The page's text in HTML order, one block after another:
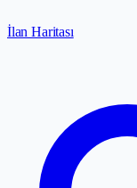
İlan Haritası